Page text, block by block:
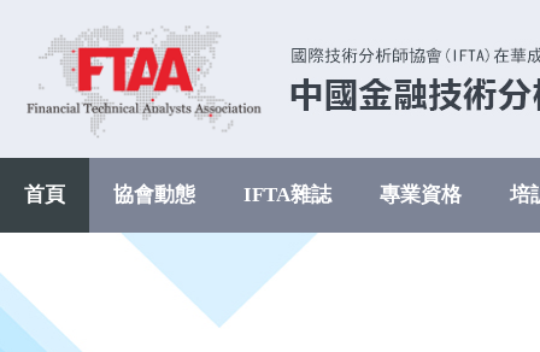
首頁 協會動態 IFTA雜誌 專業資格 培